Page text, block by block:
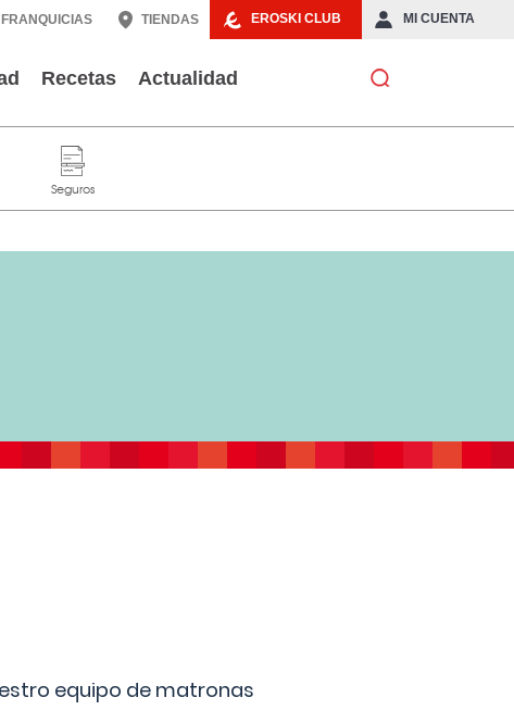
EROSKI CLUB MI CUENTA
FRANQUICIAS TIENDAS
Recetas Actualidad
equipo de matronas